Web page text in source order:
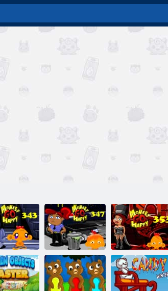
Go
Stage
343,
Affe Go Happy
Stage 347
Monkey Go
Happy Stage
353